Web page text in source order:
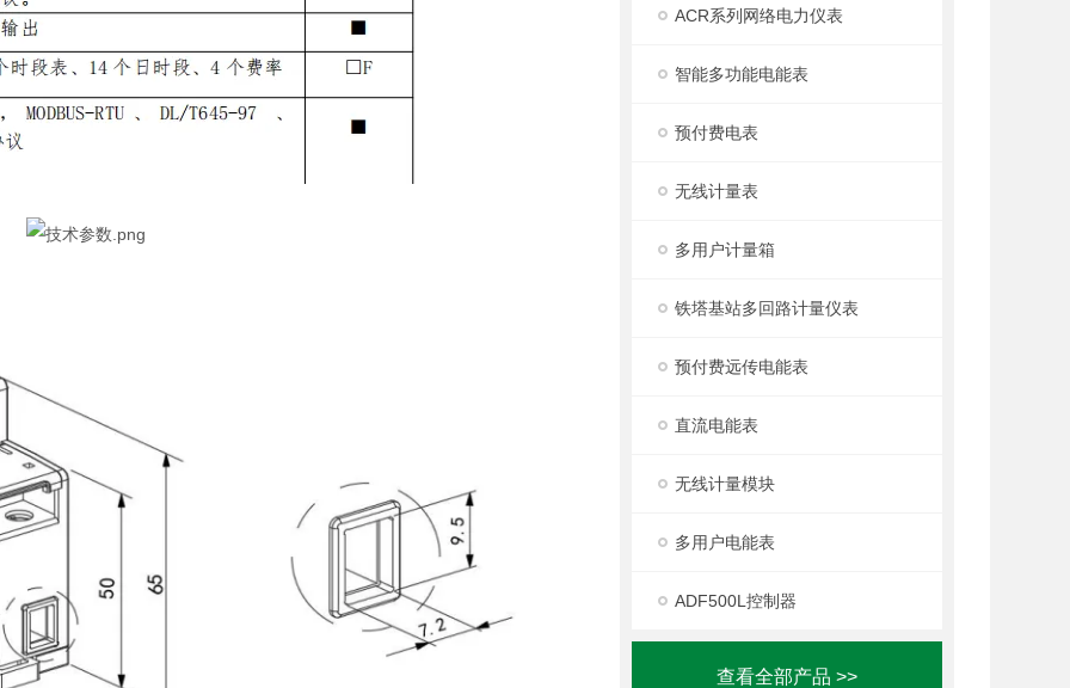
ACR系列网络电力仪表
智能多功能电能表
预付费电表
无线计量表
多用户计量箱
铁塔基站多回路计量仪表
预付费远传电能表
直流电能表
无线计量模块
多用户电能表
ADF500L控制器
查看全部产品 >>